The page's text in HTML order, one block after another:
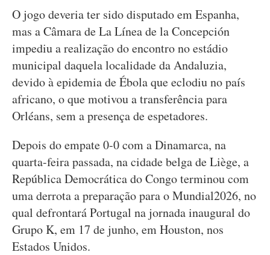
O jogo deveria ter sido disputado em Espanha,
mas a Câmara de La Línea de la Concepción
impediu a realização do encontro no estádio
municipal daquela localidade da Andaluzia,
devido à epidemia de Ébola que eclodiu no país
africano, o que motivou a transferência para
Orléans, sem a presença de espetadores.
Depois do empate 0-0 com a Dinamarca, na
quarta-feira passada, na cidade belga de Liège, a
República Democrática do Congo terminou com
uma derrota a preparação para o Mundial2026, no
qual defrontará Portugal na jornada inaugural do
Grupo K, em 17 de junho, em Houston, nos
Estados Unidos.